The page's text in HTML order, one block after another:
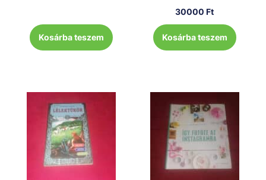
Kosárba teszem
30000Ft
Kosárba teszem